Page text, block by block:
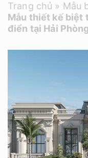
Trang chủ » Mẫu
Mẫu thiết kế biệt
điển tại Hải Phòng